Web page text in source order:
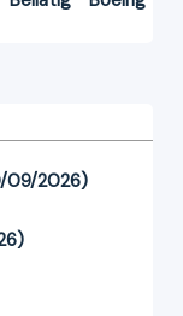
09/2026)